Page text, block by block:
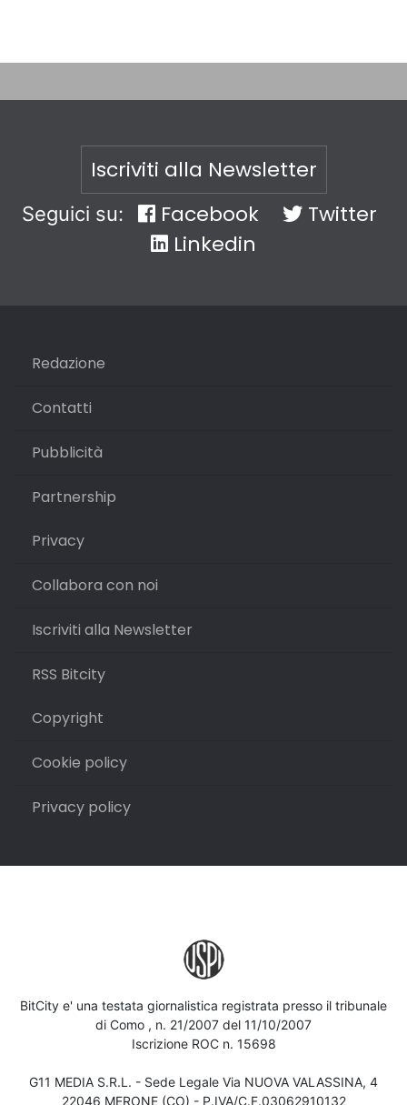
Iscriviti alla Newsletter
Seguici su: Facebook
Twitter
Linkedin
Redazione
Contatti
Pubblicità
Partnership
Privacy
Collabora con noi
Iscriviti alla Newsletter
RSS Bitcity
Copyright
Cookie policy
Privacy policy
BitCity e' una testata giornalistica registrata presso il tribunale
di Como , n. 21/2007 del 11/10/2007
Iscrizione ROC n. 15698
G11 MEDIA S.R.L. - Sede Legale Via NUOVA VALASSINA, 4
22046 MERONE (CO) - P.IVA/C.F.03062910132